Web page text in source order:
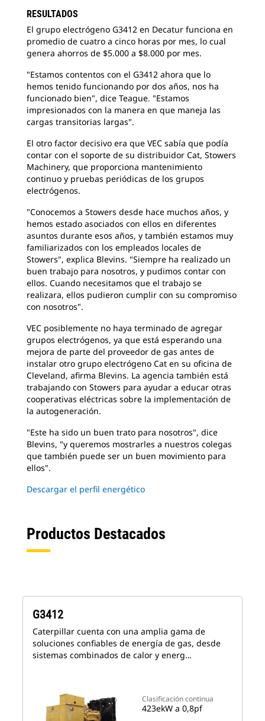
RESULTADOS
El grupo electrógeno G3412 en Decatur funciona en
promedio de cuatro a cinco horas por mes, lo cual
genera ahorros de $5.000 a $8.000 por mes.
"Estamos contentos con el G3412 ahora que lo
hemos tenido funcionando por dos años, nos ha
funcionado bien", dice Teague. "Estamos
impresionados con la manera en que maneja las
cargas transitorias largas".
El otro factor decisivo era que VEC sabía que podía
contar con el soporte de su distribuidor Cat, Stowers
Machinery, que proporciona mantenimiento
continuo y pruebas periódicas de los grupos
electrógenos.
"Conocemos a Stowers desde hace muchos años, y
hemos estado asociados con ellos en diferentes
asuntos durante esos años, y también estamos muy
familiarizados con los empleados locales de
Stowers", explica Blevins. "Siempre ha realizado un
buen trabajo para nosotros, y pudimos contar con
ellos. Cuando necesitamos que el trabajo se
realizara, ellos pudieron cumplir con su compromiso
con nosotros".
VEC posiblemente no haya terminado de agregar
grupos electrógenos, ya que está esperando una
mejora de parte del proveedor de gas antes de
instalar otro grupo electrógeno Cat en su oficina de
Cleveland, afirma Blevins. La agencia también está
trabajando con Stowers para ayudar a educar otras
cooperativas eléctricas sobre la implementación de
la autogeneración.
"Este ha sido un buen trato para nosotros", dice
Blevins, "y queremos mostrarles a nuestros colegas
que también puede ser un buen movimiento para
ellos".
Descargar el perfil energético
Productos Destacados
Clasificación continua
423ekW a 0,8pf
G3412
Caterpillar cuenta con una amplia gama de
soluciones confiables de energía de gas, desde
sistemas combinados de calor y energ…